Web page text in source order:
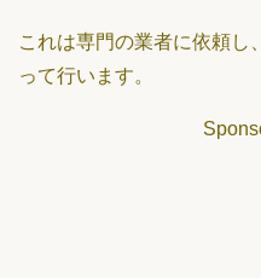
これは専門の業者に依頼し
って行います。